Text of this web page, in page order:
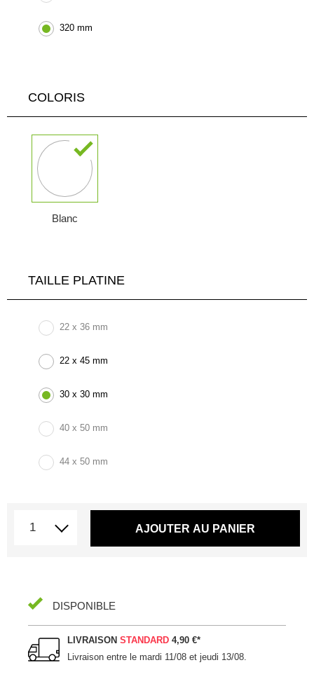
320 mm
COLORIS
Blanc
TAILLE PLATINE
22 x 36 mm
22 x 45 mm
30 x 30 mm
40 x 50 mm
44 x 50 mm
AJOUTER AU PANIER
DISPONIBLE
LIVRAISONSTANDARD 4,90 €*
Livraison entre lemardi 11/08 et jeudi 13/08